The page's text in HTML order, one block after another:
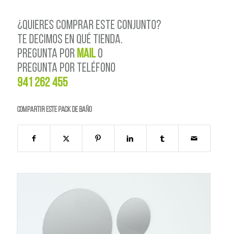
¿QUIERES COMPRAR ESTE CONJUNTO?
TE DECIMOS EN QUÉ TIENDA.
PREGUNTA POR MAIL o
PREGUNTA POR TELÉFONO
941 262 455
Compartir este PACK de BAÑO